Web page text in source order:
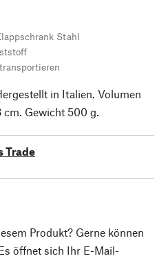
Stahl
in Italien. Volumen
cm. Gewicht 500 g.
Trade
Produkt? Gerne können
öffnet sich Ihr E-Mail-